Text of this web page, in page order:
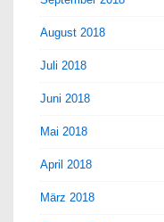
August 2018
Juli 2018
Juni 2018
Mai 2018
April 2018
März 2018